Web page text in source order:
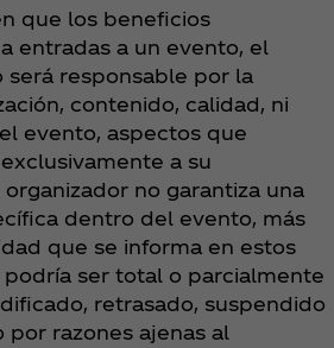
que los beneficios
entradas a un evento, el
será responsable por la
contenido, calidad, ni
evento, aspectos que
a su
organizador no garantiza una
dentro del evento, más
que se informa en estos
podría ser total o parcialmente
retrasado, suspendido
razones ajenas al